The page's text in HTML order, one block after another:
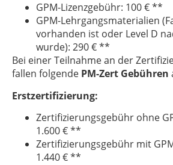
GPM-Lizenzgebühr: 100 € **
GPM-Lehrgangsmaterialien
vorhanden ist oder Level D
wurde): 290 € **
Bei einer Teilnahme an der
fallen folgende PM-Zert Gebühren
Erstzertifizierung:
Zertifizierungsgebühr ohne
1.600 € **
Zertifizierungsgebühr mit
1.440 € **